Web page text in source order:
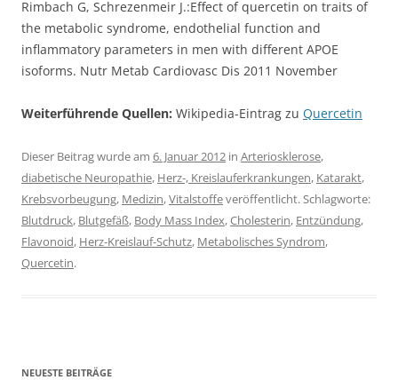
Rimbach G, Schrezenmeir J.:Effect of quercetin on traits of
the metabolic syndrome, endothelial function and
inflammatory parameters in men with different APOE
isoforms. Nutr Metab Cardiovasc Dis 2011 November
Weiterführende Quellen: Wikipedia-Eintrag zu Quercetin
Dieser Beitrag wurde am 6. Januar 2012 in Arteriosklerose,
diabetische Neuropathie, Herz-, Kreislauferkrankungen, Katarakt,
Krebsvorbeugung, Medizin,Vitalstoffeveröffentlicht. Schlagworte:
Blutdruck, Blutgefäß, Body Mass Index,Cholesterin, Entzündung,
Flavonoid, Herz-Kreislauf-Schutz, Metabolisches Syndrom,
Quercetin.
NEUESTE BEITRÄGE